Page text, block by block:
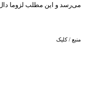
می‌رسد و این مطلب لزوما
منبع / کلیک